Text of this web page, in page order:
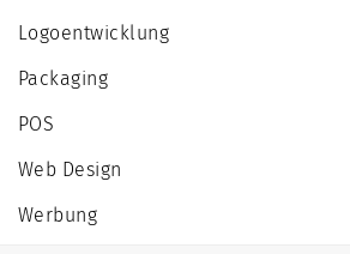
Logoentwicklung
Packaging
POS
Web Design
Werbung